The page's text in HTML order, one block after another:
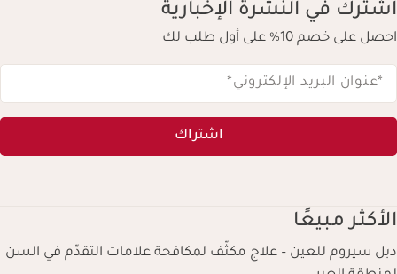
اشترك في النشرة الإخبارية
احصل على خصم 10% على أول طلب لك
*عنوان البريد الإلكتروني*
اشتراك
الأكثر مبيعًا
دبل سيروم للعين – علاج مكثّف لمكافحة علامات التقدّم في السن